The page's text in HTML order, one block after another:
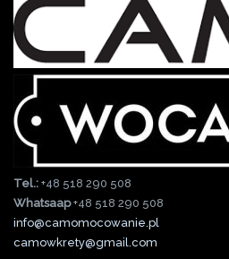
Tel.: +48 518 290 508
Whatsaap+48 518 290 508
info@camomocowanie.pl
camowkrety@gmail.com